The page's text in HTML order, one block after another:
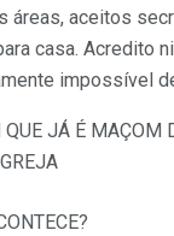
áreas, aceitos
casa. Acredito
impossível
QUE JÁ É MAÇOM